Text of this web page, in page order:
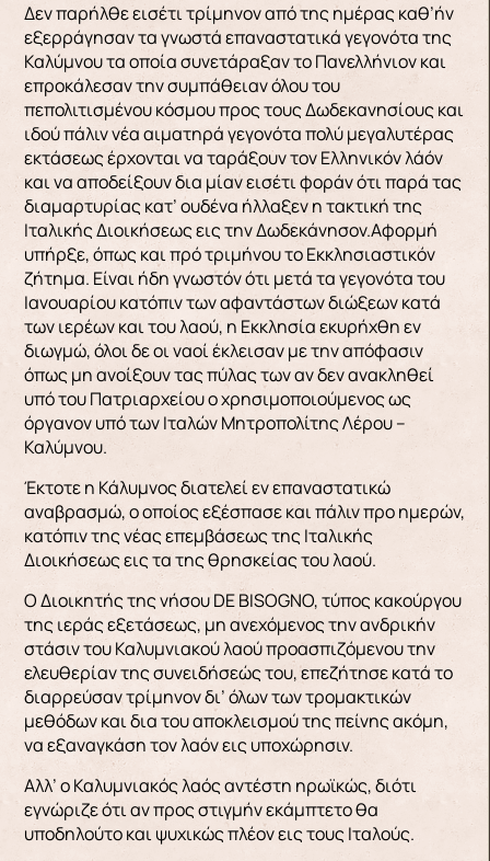
Δεν παρήλθε εισέτι τρίμηνον από της ημέρας καθ’ήν
εξερράγησαν τα γνωστά επαναστατικά γεγονότα της
Καλύμνου τα οποία συνετάραξαν το Πανελλήνιον και
επροκάλεσαν την συμπάθειαν όλου του
πεπολιτισμένου κόσμου προς τους Δωδεκανησίους και
ιδού πάλιν νέα αιματηρά γεγονότα πολύ μεγαλυτέρας
εκτάσεως έρχονται να ταράξουν τον Ελληνικόν λάόν
και να αποδείξουν δια μίαν εισέτι φοράν ότι παρά τας
διαμαρτυρίας κατ’ ουδένα ήλλαξεν η τακτική της
Ιταλικής Διοικήσεως εις την Δωδεκάνησον.Αφορμή
υπήρξε, όπως και πρό τριμήνου το Εκκλησιαστικόν
ζήτημα. Είναι ήδη γνωστόν ότι μετά τα γεγονότα του
Ιανουαρίου κατόπιν των αφαντάστων διώξεων κατά
των ιερέων και του λαού, η Εκκλησία εκυρήχθη εν
διωγμώ, όλοι δε οι ναοί έκλεισαν με την απόφασιν
όπως μη ανοίξουν τας πύλας των αν δεν ανακληθεί
υπό του Πατριαρχείου ο χρησιμοποιούμενος ως
όργανον υπό των Ιταλών Μητροπολίτης Λέρου –
Καλύμνου.
Έκτοτε η Κάλυμνος διατελεί εν επαναστατικώ
αναβρασμώ, ο οποίος εξέσπασε και πάλιν προ ημερών,
κατόπιν της νέας επεμβάσεως της Ιταλικής
Διοικήσεως εις τα της θρησκείας του λαού.
Ο Διοικητής της νήσου DE BISOGNO, τύπος κακούργου
της ιεράς εξετάσεως, μη ανεχόμενος την ανδρικήν
στάσιν του Καλυμνιακού λαού προασπιζόμενου την
ελευθερίαν της συνειδήσεώς του, επεζήτησε κατά το
διαρρεύσαν τρίμηνον δι’ όλων των τρομακτικών
μεθόδων και δια του αποκλεισμού της πείνης ακόμη,
να εξαναγκάση τον λαόν εις υποχώρησιν.
Αλλ’ ο Καλυμνιακός λαός αντέστη ηρωϊκώς, διότι
εγνώριζε ότι αν προς στιγμήν εκάμπτετο θα
υποδηλούτο και ψυχικώς πλέον εις τους Ιταλούς.